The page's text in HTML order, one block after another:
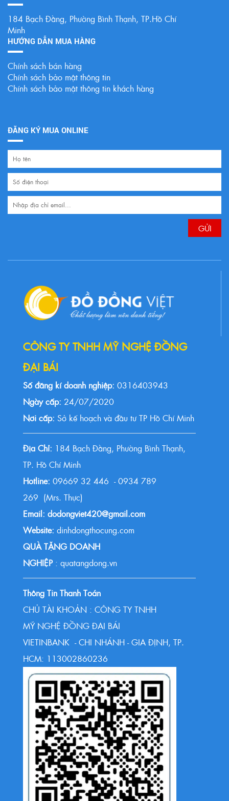
184 Bạch Đằng, Phường Bình Thạnh, TP.Hồ Chí
Minh
HƯỚNG DẪN MUA HÀNG
Chính sách bán hàng
Chính sách bảo mật thông tin
Chính sách bảo mật thông tin khách hàng
ĐĂNG KÝ MUA ONLINE
CÔNG TY TNHH MỸ NGHỆ ĐỒNG
ĐẠI BÁI
Số đăng kí doanh nghiệp: 0316403943
Ngày cấp: 24/07/2020
Nơi cấp: Sở kế hoạch và đầu tư TP Hồ Chí Minh
Địa Chỉ: 184 Bạch Đằng, Phường Bình Thạnh,
TP. Hồ Chí Minh
Hotline: 09669 32 446 - 0934 789
269 (Mrs. Thực)
Email: dodongviet420@gmail.com
Website: dinhdongthocung.com
QUÀ TẶNG DOANH
NGHIỆP : quatangdong.vn
Thông Tin Thanh Toán
CHỦ TÀI KHOẢN : CÔNG TY TNHH
MỸ NGHỆ ĐỒNG ĐẠI BÁI
VIETINBANK - CHI NHÁNH - GIA ĐỊNH, TP.
HCM: 113002860236